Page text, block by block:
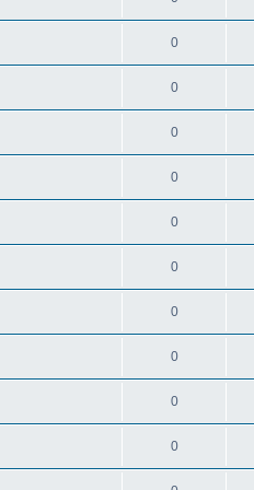
0
0
0
0
0
0
0
0
0
0